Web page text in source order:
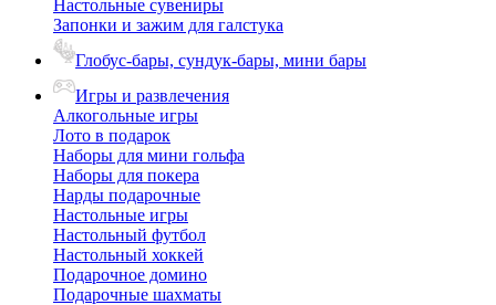
Настольные сувениры
Запонки и зажим для галстука
Глобус-бары, сундук-бары, мини бары
Игры и развлечения
Алкогольные игры
Лото в подарок
Наборы для мини гольфа
Наборы для покера
Нарды подарочные
Настольные игры
Настольный футбол
Настольный хоккей
Подарочное домино
Подарочные шахматы